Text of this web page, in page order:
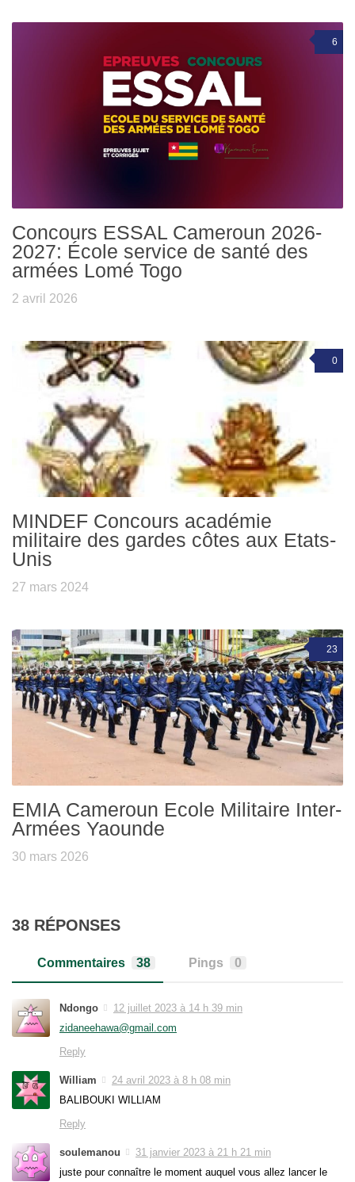
6
Concours ESSAL Cameroun 2026-
2027: École service de santé des
armées Lomé Togo
2 avril 2026
0
MINDEF Concours académie
militaire des gardes côtes aux Etats-
Unis
27 mars 2024
23
EMIA Cameroun Ecole Militaire Inter-
Armées Yaounde
30 mars 2026
38 RÉPONSES
Commentaires 38 Pings 0
Ndongo
12 juillet 2023 à 14 h 39 min
zidaneehawa@gmail.com
Reply
William
24 avril 2023 à 8 h 08 min
BALIBOUKI WILLIAM
Reply
soulemanou
31 janvier 2023 à 21 h 21 min
juste pour connaître le moment auquel vous allez lancer le